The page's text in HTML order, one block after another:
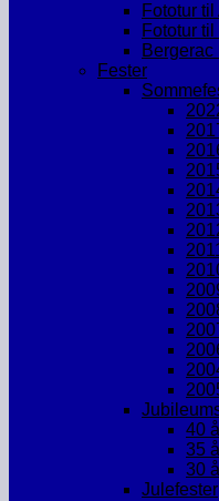
Fototur
Fototur
Fester
40
35
30
Julefester